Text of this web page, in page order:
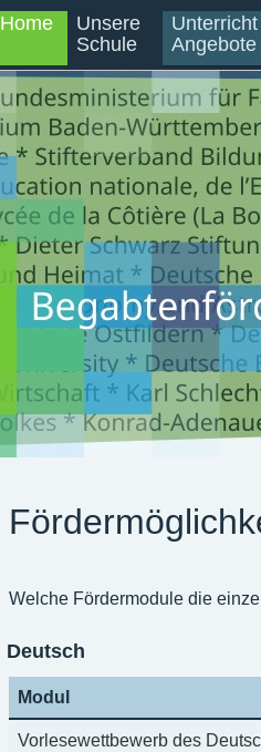
Home
Unsere
Schule
Angebote
Welche Fördermodule die
Deutsch
Modul
Vorlesewettbewerb des